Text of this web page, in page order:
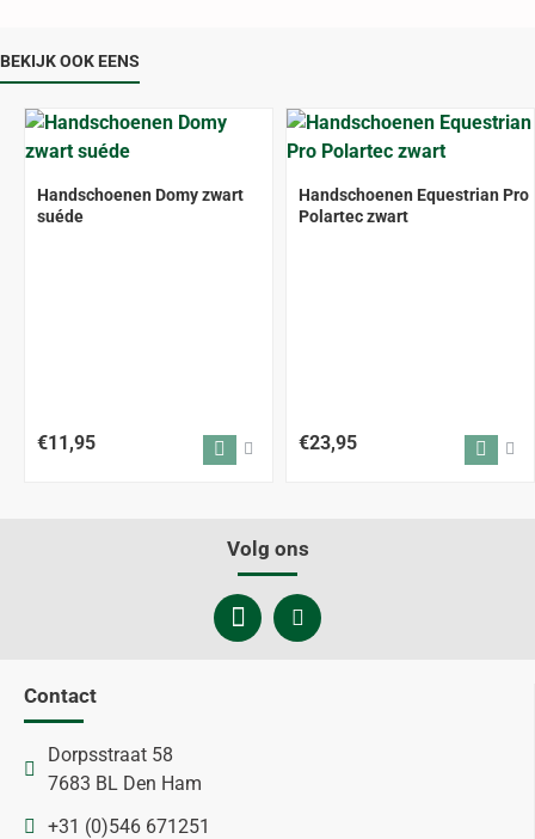
BEKIJK OOK EENS
Handschoenen Domy zwart
suéde
€11,95
Handschoenen Equestrian Pro
Polartec zwart
€23,95
Volg ons
Contact
Dorpsstraat 58
7683 BL Den Ham
+31 (0)546 671251